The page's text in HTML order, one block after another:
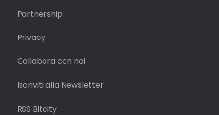
Partnership
Privacy
Collabora con noi
Iscriviti alla Newsletter
RSS Bitcity